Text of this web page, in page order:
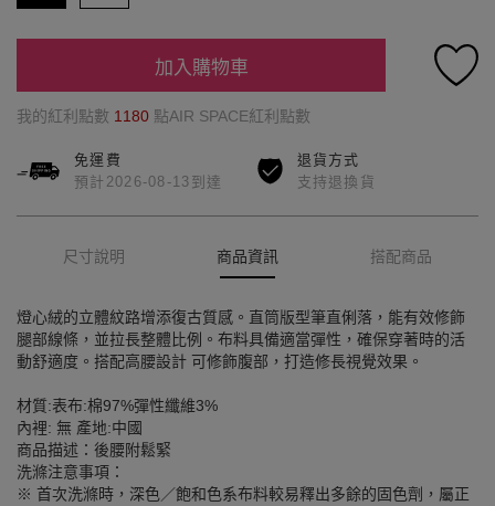
加入購物車
我的紅利點數 1180 點AIR SPACE紅利點數
免運費
預計2026-08-13到達
退貨方式
支持退換貨
尺寸說明 商品資訊 搭配商品
燈心絨的立體紋路增添復古質感。直筒版型筆直俐落，能有效修飾
腿部線條，並拉長整體比例。布料具備適當彈性，確保穿著時的活
動舒適度。搭配高腰設計 可修飾腹部，打造修長視覺效果。
材質:表布:棉97%彈性纖維3%
內裡: 無 產地:中國
商品描述：後腰附鬆緊
洗滌注意事項：
※ 首次洗滌時，深色／飽和色系布料較易釋出多餘的固色劑，屬正